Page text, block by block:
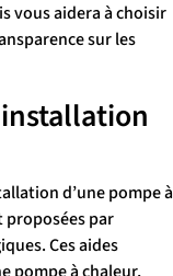
vous aidera à choisir
sur les
d’une pompe à
proposées par
Ces aides